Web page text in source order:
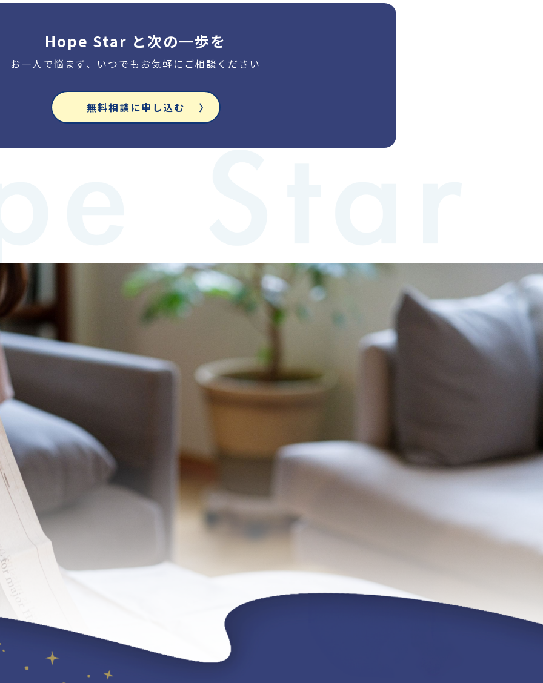
Hope Star と次の一歩を
お一人で悩まず、いつでもお気軽にご相談ください
無料相談に申し込む